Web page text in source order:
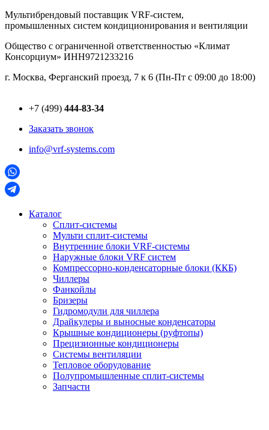
Перейти
к
Мультибрендовый поставщик VRF-cистем,
промышленных систем кондиционирования и вентиляции
Общество с ограниченной ответственностью «Климат
Консорциум» ИНН9721233216
г. Москва, Ферганский проезд, 7 к 6 (Пн-Пт с 09:00 до 18:00)
+7 (499) 444-83-34
Заказать звонок
info@vrf-systems.com
Каталог
Сплит-системы
Мульти сплит-системы
Внутренние блоки VRF-cистемы
Наружные блоки VRF cистем
Компрессорно-конденсаторные блоки (ККБ)
Чиллеры
Фанкойлы
Бризеры
Гидромодули для чиллера
Драйкулеры и выносные конденсаторы
Крышные кондиционеры (руфтопы)
Прецизионные кондиционеры
Системы вентиляции
Тепловое оборудование
Полупромышленные сплит-системы
Запчасти